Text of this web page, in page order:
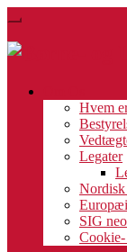
Skip
main
Toggle
navigation
Hvem
Legater
Nordisk
SIG